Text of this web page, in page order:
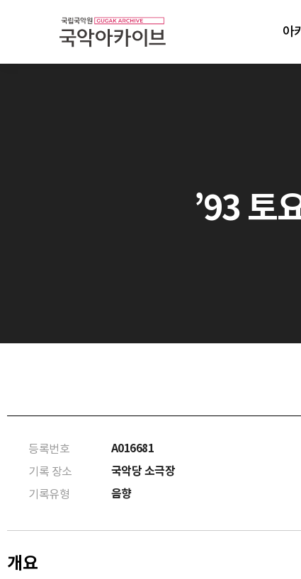
아
’93 토
등록번호 A016681
기록 장소
국악당 소극장
기록유형 음향
개요